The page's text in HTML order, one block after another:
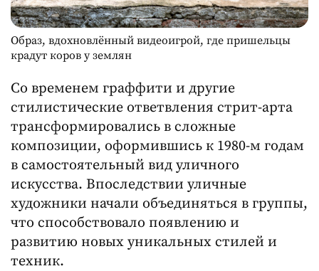
Образ, вдохновлённый видеоигрой, где пришельцы
крадут коров у землян
Со временем граффити и другие
стилистические ответвления стрит-арта
трансформировались в сложные
композиции, оформившись к 1980-м годам
в самостоятельный вид уличного
искусства. Впоследствии уличные
художники начали объединяться в группы,
что способствовало появлению и
развитию новых уникальных стилей и
техник.